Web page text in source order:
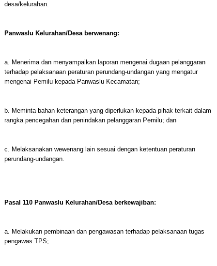
desa/kelurahan.
Panwaslu Kelurahan/Desa berwenang:
a. Menerima dan menyampaikan laporan mengenai dugaan pelanggaran
terhadap pelaksanaan peraturan perundang-undangan yang mengatur
mengenai Pemilu kepada Panwaslu Kecamatan;
b. Meminta bahan keterangan yang diperlukan kepada pihak terkait dalam
rangka pencegahan dan penindakan pelanggaran Pemilu; dan
c. Melaksanakan wewenang lain sesuai dengan ketentuan peraturan
perundang-undangan.
Pasal 110 Panwaslu Kelurahan/Desa berkewajiban:
a. Melakukan pembinaan dan pengawasan terhadap pelaksanaan tugas
pengawas TPS;